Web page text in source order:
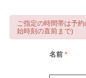
ご指定の時間帯は予
始時刻の直前まで)
名前 *